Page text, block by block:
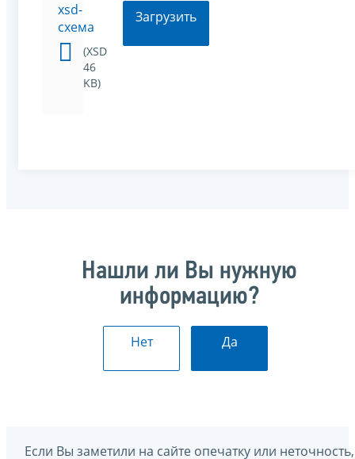
xsd-
схема
(XSD
46
KB)
Загрузить
Нашли ли Вы нужную
информацию?
Нет Да
Если Вы заметили на сайте опечатку или неточность,